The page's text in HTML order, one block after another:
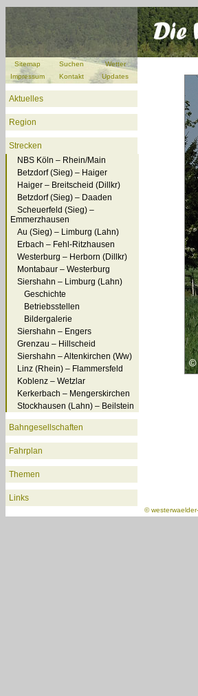
Sitemap Suchen
Wetter
Impressum
Kontakt Updates
Aktuelles
Region
Strecken
NBS Köln – Rhein/Main
Betzdorf (Sieg) – Haiger
Haiger – Breitscheid (Dillkr)
Betzdorf (Sieg) – Daaden
Scheuerfeld (Sieg) –
Emmerzhausen
Au (Sieg) – Limburg (Lahn)
Erbach – Fehl-Ritzhausen
Westerburg – Herborn (Dillkr)
Montabaur – Westerburg
Siershahn – Limburg (Lahn)
Geschichte
Betriebsstellen
Bildergalerie
Siershahn – Engers
Grenzau – Hillscheid
Siershahn – Altenkirchen (Ww)
Linz (Rhein) – Flammersfeld
Koblenz – Wetzlar
Kerkerbach – Mengerskirchen
Stockhausen (Lahn) – Beilstein
Bahngesellschaften
Fahrplan
Themen
Links
©